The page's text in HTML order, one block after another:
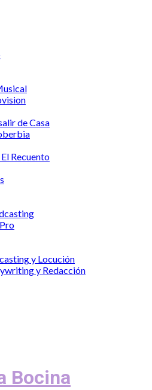
de Casa
Recuento
y Locución
y Redacción
Bocina